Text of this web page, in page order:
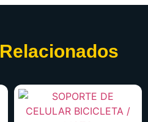
Relacionados